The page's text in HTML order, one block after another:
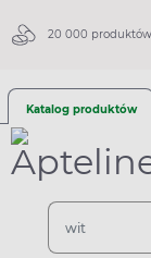
20 000 produktów
Katalog produktów